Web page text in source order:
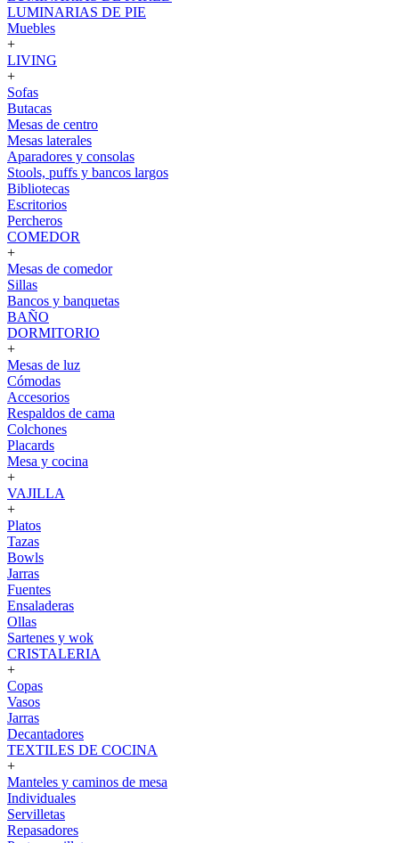
LUMINARIAS DE PIE
Muebles
+
LIVING
+
Sofas
Butacas
Mesas de centro
Mesas laterales
Aparadores y consolas
Stools, puffs y bancos largos
Bibliotecas
Escritorios
Percheros
COMEDOR
+
Mesas de comedor
Sillas
Bancos y banquetas
BAÑO
DORMITORIO
+
Mesas de luz
Cómodas
Accesorios
Respaldos de cama
Colchones
Placards
Mesa y cocina
+
VAJILLA
+
Platos
Tazas
Bowls
Jarras
Fuentes
Ensaladeras
Ollas
Sartenes y wok
CRISTALERIA
+
Copas
Vasos
Jarras
Decantadores
TEXTILES DE COCINA
+
Manteles y caminos de mesa
Individuales
Servilletas
Repasadores